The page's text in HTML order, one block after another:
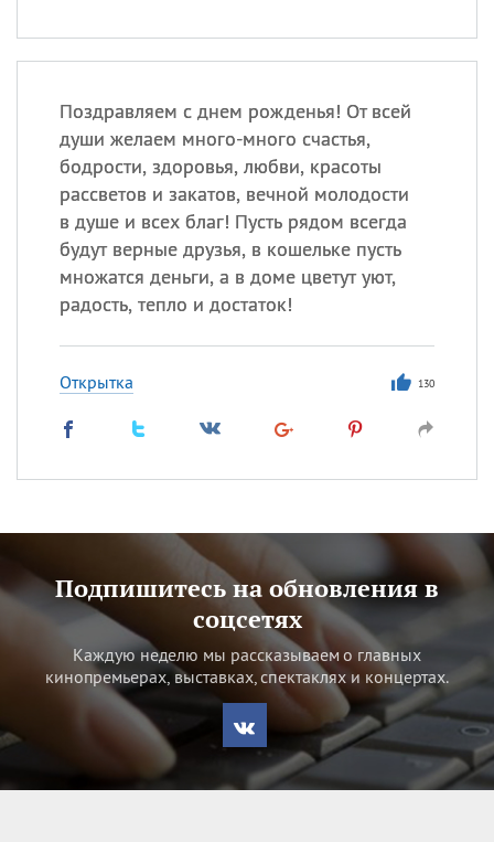
Поздравляем с днем рожденья! От всей
души желаем много-много счастья,
бодрости, здоровья, любви, красоты
рассветов и закатов, вечной молодости
в душе и всех благ! Пусть рядом всегда
будут верные друзья, в кошельке пусть
множатся деньги, а в доме цветут уют,
радость, тепло и достаток!
Открытка 130
Подпишитесь на обновления в
соцсетях
Каждую неделю мы рассказываем о главных
кинопремьерах, выставках, спектаклях и концертах.